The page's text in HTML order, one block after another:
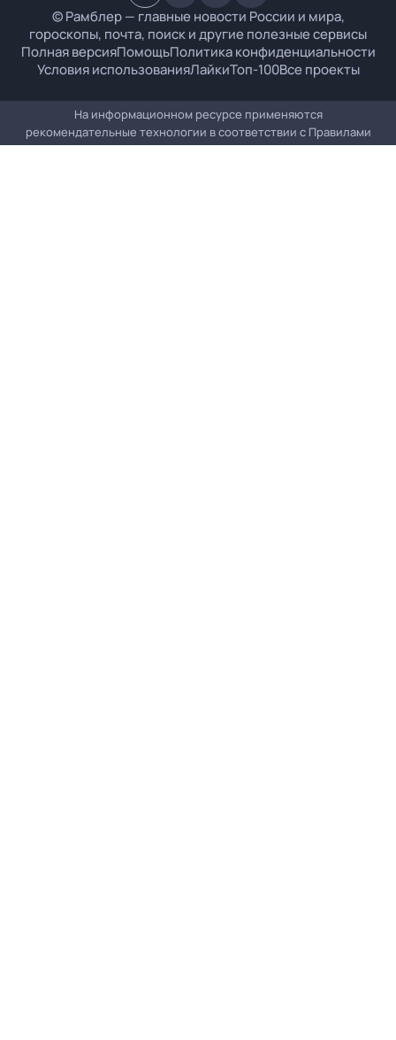
© Рамблер — главные новости России и мира,
гороскопы, почта, поиск и другие полезные сервисы
Полная версияПомощьПолитика конфиденциальности
Условия использованияЛайкиТоп-100Все проекты
На информационном ресурсе применяются
рекомендательные технологии в соответствии с Правилами